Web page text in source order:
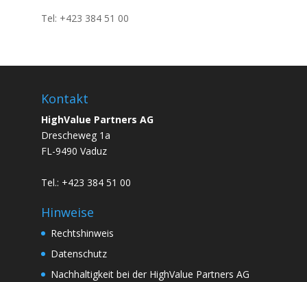
Tel: +423 384 51 00
Kontakt
HighValue Partners AG
Drescheweg 1a
FL-9490 Vaduz
Tel.: +423 384 51 00
Hinweise
Rechtshinweis
Datenschutz
Nachhaltigkeit bei der HighValue Partners AG